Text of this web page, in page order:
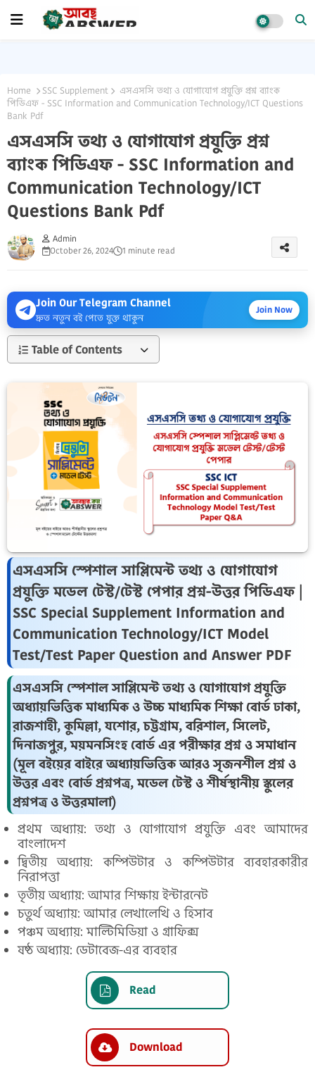
Home SSC Supplement
এসএসসি তথ্য ও যোগাযোগ প্রযুক্তি প্রশ্ন ব্যাংক
পিডিএফ - SSC Information and Communication Technology/ICT Questions
Bank Pdf
এসএসসি তথ্য ও যোগাযোগ প্রযুক্তি প্রশ্ন
ব্যাংক পিডিএফ - SSC Information and
Communication Technology/ICT
Questions Bank Pdf
Admin
October 26, 2024
1 minute read
Join Our Telegram Channel
দ্রুত নতুন বই পেতে যুক্ত থাকুন
Join Now
Table of Contents
এসএসসি স্পেশাল সাপ্লিমেন্ট তথ্য ও যোগাযোগ
প্রযুক্তি মডেল টেস্ট/টেস্ট পেপার প্রশ্ন-উত্তর পিডিএফ |
SSC Special Supplement Information and
Communication Technology/ICT Model
Test/Test Paper Question and Answer PDF
এসএসসি স্পেশাল সাপ্লিমেন্ট তথ্য ও যোগাযোগ প্রযুক্তি
অধ্যায়ভিত্তিক মাধ্যমিক ও উচ্চ মাধ্যমিক শিক্ষা বোর্ড ঢাকা,
রাজশাহী, কুমিল্লা, যশোর, চট্টগ্রাম, বরিশাল, সিলেট,
দিনাজপুর, ময়মনসিংহ বোর্ড এর পরীক্ষার প্রশ্ন ও সমাধান
(মূল বইয়ের বাইরে অধ্যায়ভিত্তিক আরও সৃজনশীল প্রশ্ন ও
উত্তর এবং বোর্ড প্রশ্নপত্র, মডেল টেস্ট ও শীর্ষস্থানীয় স্কুলের
প্রশ্নপত্র ও উত্তরমালা)
প্রথম অধ্যায়: তথ্য ও যোগাযোগ প্রযুক্তি এবং আমাদের
বাংলাদেশ
দ্বিতীয় অধ্যায়: কম্পিউটার ও কম্পিউটার ব্যবহারকারীর
নিরাপত্তা
তৃতীয় অধ্যায়: আমার শিক্ষায় ইন্টারনেট
চতুর্থ অধ্যায়: আমার লেখালেখি ও হিসাব
পঞ্চম অধ্যায়: মাল্টিমিডিয়া ও গ্রাফিক্স
ষষ্ঠ অধ্যায়: ডেটাবেজ-এর ব্যবহার
Read
Download